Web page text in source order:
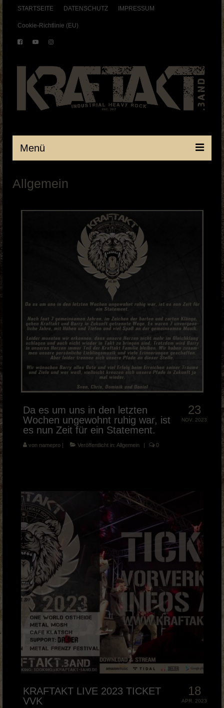
STARTSEITE DATENSCHUTZ IMPRESSUM
Cookie-Richtlinie (EU)
Menü
BOOKING & PRESSE
KRAFTAKT YouTube
KRAFTAKT Instagram
Allgemein
23
NOV. 2023
Da es um uns in den letzten
Wochen ungewohnt ruhig war, ist
es nun Zeit für ein Statement.
von namepro | Veröffentlicht in: Allgemein | 0
18
APR. 2023
KRAFTAKT LIVE 2023 TICKET
VVK